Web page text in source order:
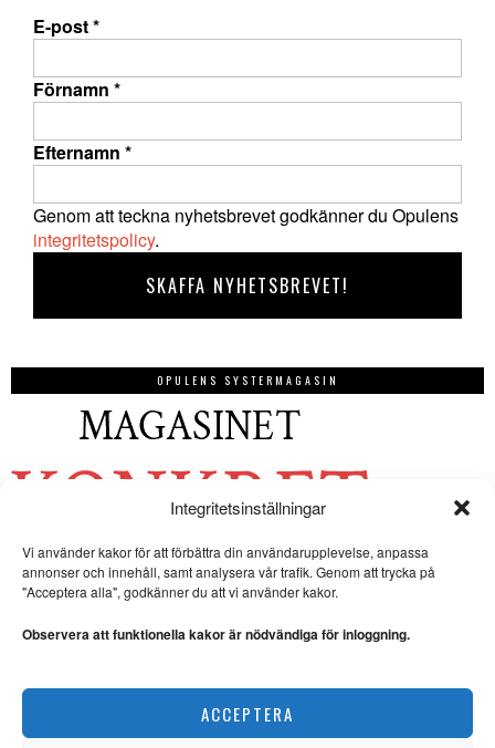
Integritetsinställningar
Vi använder kakor för att förbättra din användarupplevelse, anpassa
annonser och innehåll, samt analysera vår trafik. Genom att trycka på
"Acceptera alla", godkänner du att vi använder kakor.
Observera att funktionella kakor är nödvändiga för inloggning.
ACCEPTERA
E-post*
Förnamn *
Efternamn *
Genom att teckna nyhetsbrevet godkänner du Opulens
integritetspolicy.
OPULENS SYSTERMAGASIN